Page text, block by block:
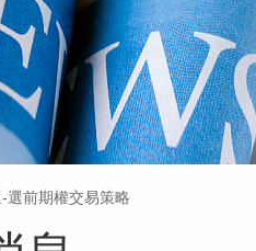
選前期權交易策略